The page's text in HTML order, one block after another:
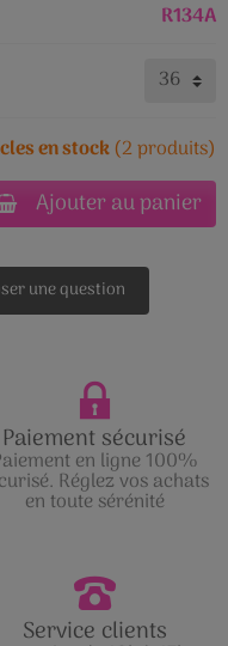
R134A
en stock(2 produits)
Ajouter au panier
une question
Paiement sécurisé
en ligne 100%
Réglez vos achats
en toute sérénité
Service clients